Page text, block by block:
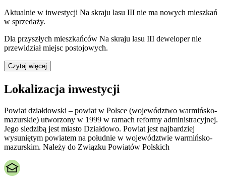
Aktualnie w inwestycji Na skraju lasu III nie ma nowych mieszkań
w sprzedaży.
Dla przyszłych mieszkańców Na skraju lasu III deweloper nie
przewidział miejsc postojowych.
Czytaj więcej
Lokalizacja inwestycji
Powiat działdowski – powiat w Polsce (województwo warmińsko-
mazurskie) utworzony w 1999 w ramach reformy administracyjnej.
Jego siedzibą jest miasto Działdowo. Powiat jest najbardziej
wysuniętym powiatem na południe w województwie warmińsko-
mazurskim. Należy do Związku Powiatów Polskich